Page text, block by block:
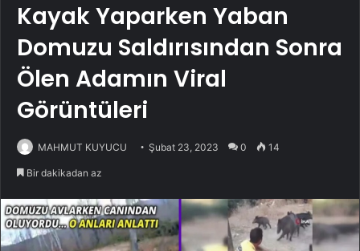
Kayak Yaparken Yaban
Domuzu Saldırısından Sonra
Ölen Adamın Viral
Görüntüleri
MAHMUT KUYUCU Şubat 23, 2023 0 14
Bir dakikadan az